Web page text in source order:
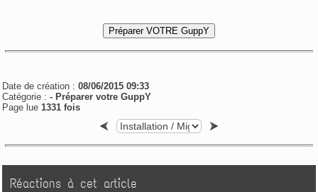
Date de création :08/06/2015 09:33
Catégorie :- Préparer votre GuppY
Page lue1331 fois
Réactions à cet article